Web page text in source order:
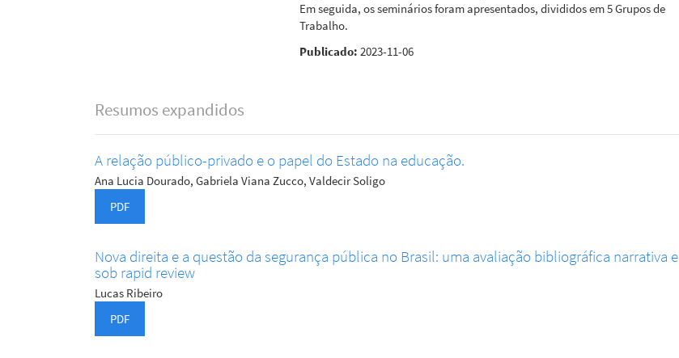
Em seguida, os seminários foram apresentados, divididos em 5 Grupos de
Trabalho.
Publicado:2023-11-06
Resumos expandidos
A relação público-privado e o papel do Estado na educação.
Ana Lucia Dourado, Gabriela Viana Zucco, Valdecir Soligo
PDF
Nova direita e a questão da segurança pública no Brasil: uma avaliação bibliográfica narrativa e
sob rapid review
Lucas Ribeiro
PDF